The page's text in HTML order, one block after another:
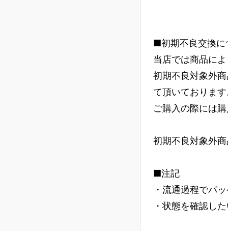
■初期不良交換に
当店では商品に
初期不良対象外
て頂いておりま
ご購入の際には
初期不良対象外
■注記
・流通過程でパ
・状態を確認し